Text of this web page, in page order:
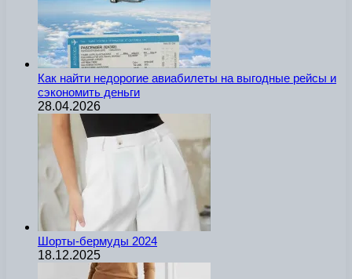
Как найти недорогие авиабилеты на выгодные рейсы и
сэкономить деньги
28.04.2026
Шорты-бермуды 2024
18.12.2025